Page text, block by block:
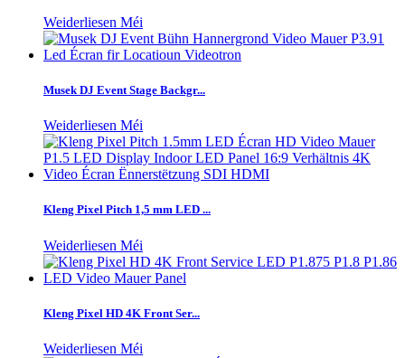
Weiderliesen Méi
Musek DJ Event Stage Backgr...
Weiderliesen Méi
Kleng Pixel Pitch 1,5 mm LED ...
Weiderliesen Méi
Kleng Pixel HD 4K Front Ser...
Weiderliesen Méi